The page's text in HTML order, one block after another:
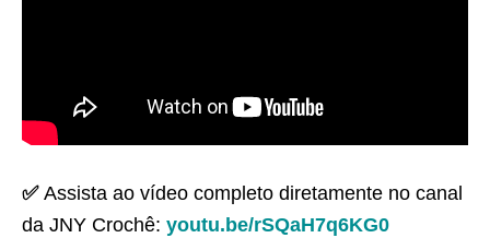
✅ Assista ao vídeo completo diretamente no canal
da JNY Crochê: youtu.be/rSQaH7q6KG0